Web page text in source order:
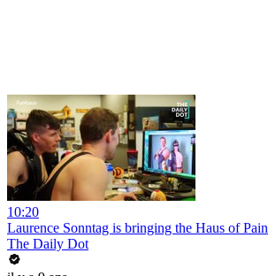
10:20
Laurence Sonntag is bringing the Haus of Pain
The Daily Dot